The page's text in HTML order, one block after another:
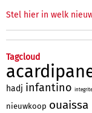
Stel hier in welk
Tagcloud
hadj infantino
nieuwkoop ouaissa